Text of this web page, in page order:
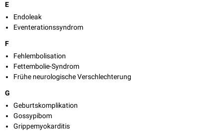
E
Endoleak
Eventerationssyndrom
F
Fehlembolisation
Fettembolie-Syndrom
Frühe neurologische Verschlechterung
G
Geburtskomplikation
Gossypibom
Grippemyokarditis